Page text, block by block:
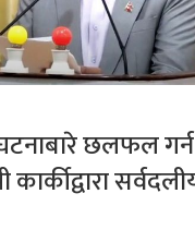
छलफल गर्न
कार्कीद्वारा